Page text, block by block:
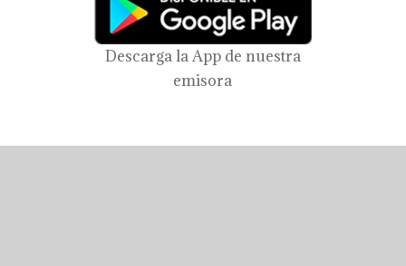
Descarga la App de nuestra
emisora